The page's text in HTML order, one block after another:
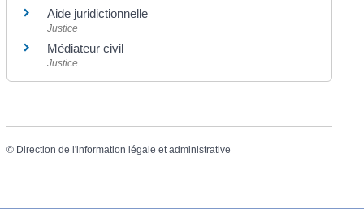
Aide juridictionnelle
Justice
Médiateur civil
Justice
© Direction de l'information légale et administrative